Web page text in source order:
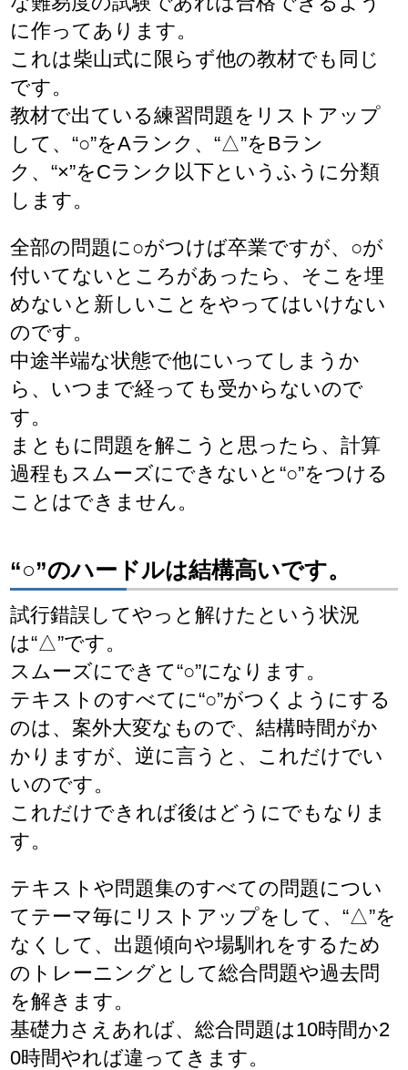
に作ってあります。
これは柴山式に限らず他の教材でも同じ
です。
教材で出ている練習問題をリストアップ
して、“○”をAランク、“△”をBラン
ク、“×”をCランク以下というふうに分類
します。
全部の問題に○がつけば卒業ですが、○が
付いてないところがあったら、そこを埋
めないと新しいことをやってはいけない
のです。
中途半端な状態で他にいってしまうか
ら、いつまで経っても受からないので
す。
まともに問題を解こうと思ったら、計算
過程もスムーズにできないと“○”をつける
ことはできません。
“○”のハードルは結構高いです。
試行錯誤してやっと解けたという状況
は“△”です。
スムーズにできて“○”になります。
テキストのすべてに“○”がつくようにする
のは、案外大変なもので、結構時間がか
かりますが、逆に言うと、これだけでい
いのです。
これだけできれば後はどうにでもなりま
す。
テキストや問題集のすべての問題につい
てテーマ毎にリストアップをして、“△”を
なくして、出題傾向や場馴れをするため
のトレーニングとして総合問題や過去問
を解きます。
基礎力さえあれば、総合問題は10時間か2
0時間やれば違ってきます。